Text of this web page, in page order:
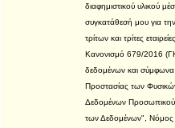
διαφημιστικού υλικού
συγκατάθεσή μου για
τρίτων και τρίτες
Κανονισμό 679/2016
δεδομένων και σύμφωνα
Προστασίας των
Δεδομένων Προσωπικού
των Δεδομένων",